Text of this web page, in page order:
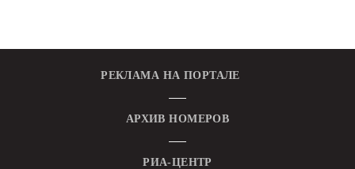
РЕКЛАМА НА ПОРТАЛЕ
АРХИВ НОМЕРОВ
РИА-ЦЕНТР